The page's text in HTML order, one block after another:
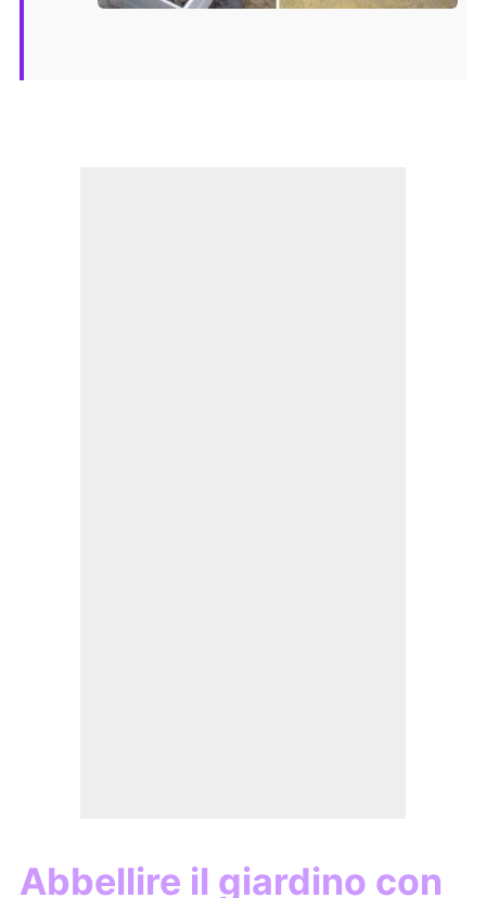
Abbellire il giardino con